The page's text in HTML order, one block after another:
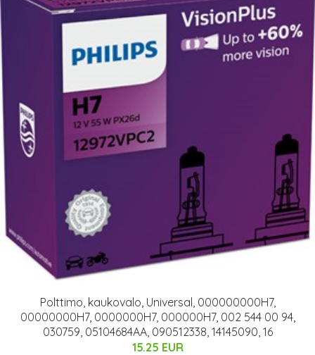
Polttimo, kaukovalo, Universal, 000000000H7,
00000000H7, 0000000H7, 000000H7, 002 544 00 94,
030759, 05104684AA, 090512338, 14145090, 16
15.25 EUR